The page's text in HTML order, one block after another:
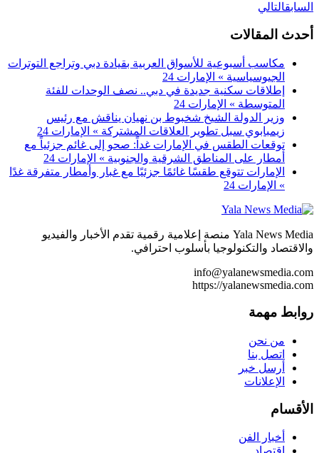
السابقالتالي
أحدث المقالات
مكاسب أسبوعية للأسواق العربية بقيادة دبي وتراجع التوترات
الجيوسياسية » الإمارات 24
إطلاقات سكنية جديدة في دبي.. نصف الوحدات للفئة
المتوسطة » الإمارات 24
وزير الدولة الشيخ شخبوط بن نهيان يناقش مع رئيس
زيمبابوي سبل تطوير العلاقات المشتركة » الإمارات 24
توقعات الطقس في الإمارات غداً: صحو إلى غائم جزئياً مع
أمطار على المناطق الشرقية والجنوبية » الإمارات 24
الإمارات تتوقع طقسًا غائمًا جزئيًا مع غبار وأمطار متفرقة غدًا
» الإمارات 24
Yala News Media منصة إعلامية رقمية تقدم الأخبار والفيديو
والاقتصاد والتكنولوجيا بأسلوب احترافي.
info@yalanewsmedia.com
https://yalanewsmedia.com
روابط مهمة
من نحن
اتصل بنا
أرسل خبر
الإعلانات
الأقسام
أخبار الفن